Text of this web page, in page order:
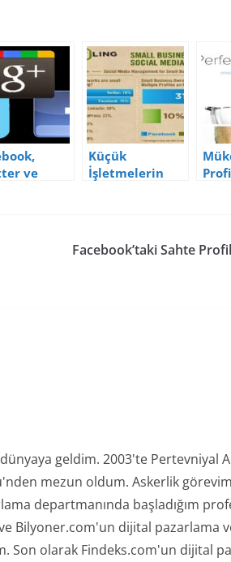
ve
Küçük
İşletmelerin
Facebook’taki Sahte
dünyaya geldim. 2003'te Pertevniyal
mezun oldum. Askerlik
departmanında başladığım
Bilyoner.com'un dijital pazarlama
Son olarak Findeks.com'un dijital